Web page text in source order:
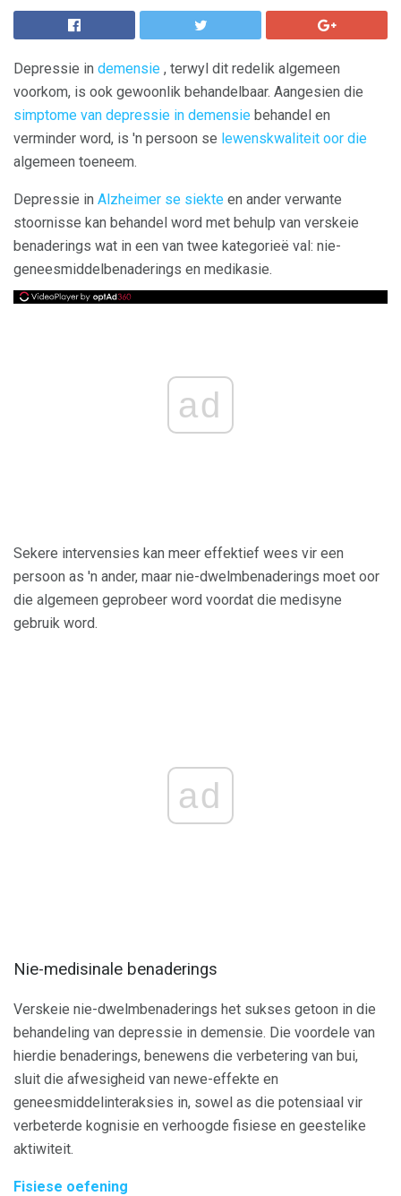
Depressie in demensie , terwyl dit redelik algemeen
voorkom, is ook gewoonlik behandelbaar. Aangesien die
simptome van depressie in demensie behandel en
verminder word, is 'n persoon se lewenskwaliteit oor die
algemeen toeneem.
Depressie in Alzheimer se siekte en ander verwante
stoornisse kan behandel word met behulp van verskeie
benaderings wat in een van twee kategorieë val: nie-
geneesmiddelbenaderings en medikasie.
ad
Sekere intervensies kan meer effektief wees vir een
persoon as 'n ander, maar nie-dwelmbenaderings moet oor
die algemeen geprobeer word voordat die medisyne
gebruik word.
ad
Nie-medisinale benaderings
Verskeie nie-dwelmbenaderings het sukses getoon in die
behandeling van depressie in demensie. Die voordele van
hierdie benaderings, benewens die verbetering van bui,
sluit die afwesigheid van newe-effekte en
geneesmiddelinteraksies in, sowel as die potensiaal vir
verbeterde kognisie en verhoogde fisiese en geestelike
aktiwiteit.
Fisiese oefening